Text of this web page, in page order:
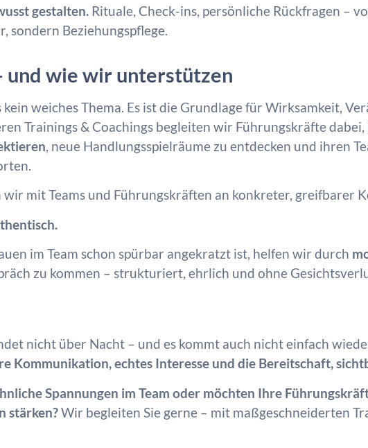
gestalten. Rituale, Check-ins, persönliche Rückfragen –
sondern Beziehungspflege.
und wie wir unterstützen
weiches Thema. Es ist die Grundlage für Wirksamkeit,
Trainings & Coachings begleiten wir Führungskräfte dabei,
, neue Handlungsspielräume zu entdecken und ihren
wir mit Teams und Führungskräften an konkreter, greifbarer
im Team schon spürbar angekratzt ist, helfen wir durch
zu kommen – strukturiert, ehrlich und ohne
nicht über Nacht – und es kommt auch nicht einfach
Kommunikation, echtes Interesse und die Bereitschaft,
Spannungen im Team oder möchten Ihre
stärken?Wir begleiten Sie gerne – mit maßgeschneiderten